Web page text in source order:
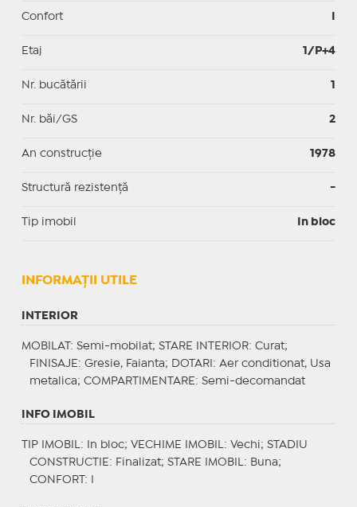
Confort
Etaj 1/P+4
Nr. bucătării 1
Nr. băi/GS 2
An construcție 1978
Structură rezistență -
Tip imobil In bloc
INFORMAŢII UTILE
INTERIOR
MOBILAT : Semi-mobilat; STARE INTERIOR: Curat;
FINISAJE : Gresie, Faianta; DOTARI : Aer conditionat, Usa
metalica; COMPARTIMENTARE : Semi-decomandat
INFO IMOBIL
TIP IMOBIL : In bloc; VECHIME IMOBIL : Vechi; STADIU
CONSTRUCTIE : Finalizat; STARE IMOBIL : Buna;
CONFORT : I